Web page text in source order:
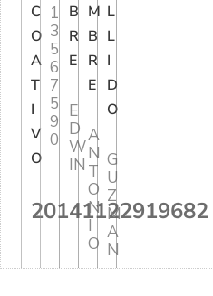
C
O
A
T
I
V
O
20141122919682
1
3
5
6
7
5
9
0
B
R
E
E
D
W
IN
M
B
R
E
A
N
T
O
N
I
O
L
L
I
D
O
G
U
Z
M
A
N